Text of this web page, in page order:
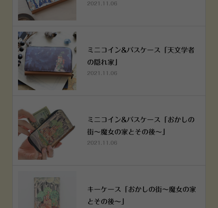
2021.11.06
ミニコイン&パスケース「天文学者
の隠れ家」
2021.11.06
ミニコイン&パスケース「おかしの
街～魔女の家とその後～」
2021.11.06
キーケース「おかしの街～魔女の家
とその後～」